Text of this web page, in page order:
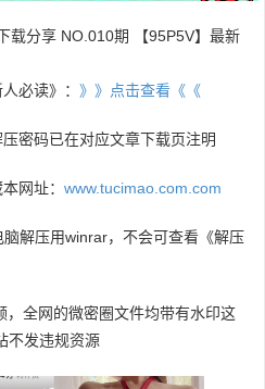
载分享 NO.010期 【95P5V】最新
必读》： 》》点击查看《《
密码已在对应文章下载页注明
网址： www.tucimao.com.com
解压用winrar，不会可查看《解压
，全网的微密圈文件均带有水印这
不发违规资源